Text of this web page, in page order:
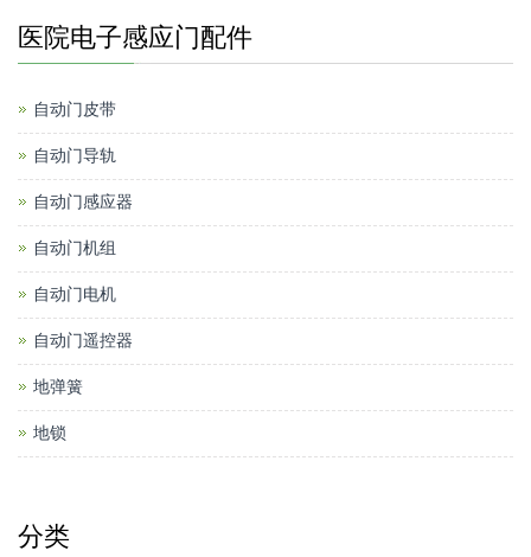
医院电子感应门配件
自动门皮带
自动门导轨
自动门感应器
自动门机组
自动门电机
自动门遥控器
地弹簧
地锁
分类